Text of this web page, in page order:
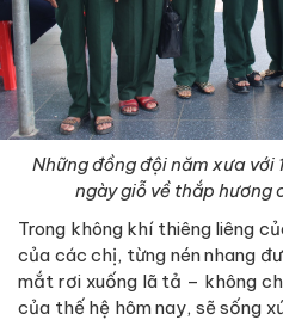
Những đồng đội năm xưa với
ngày giỗ về thắp hương
Trong không khí thiêng liêng
của các chị, từng nén nhang
mắt rơi xuống lã tả – không
của thế hệ hôm nay, sẽ sống